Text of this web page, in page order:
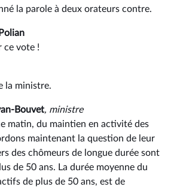
la parole à deux orateurs contre.
ce vote !
la ministre.
Bouvet, ministre
matin, du maintien en activité des
maintenant la question de leur
des chômeurs de longue durée sont
de 50 ans. La durée moyenne du
de plus de 50 ans, est de